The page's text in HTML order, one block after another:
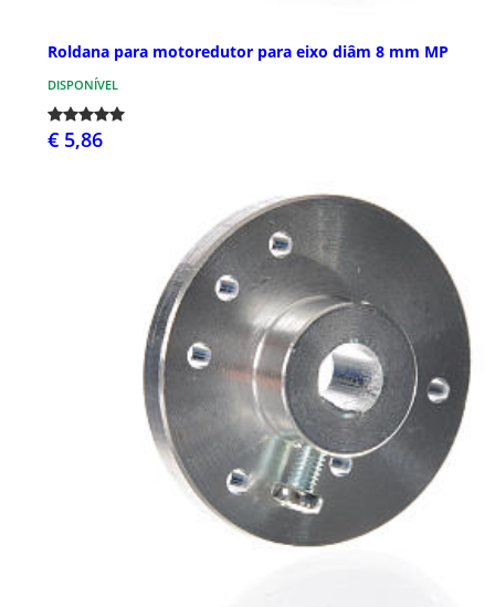
Roldana para motoredutor para eixo diâm 8 mm MP
DISPONÍVEL
€ 5,86